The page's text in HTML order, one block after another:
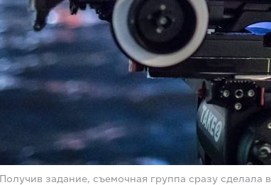
Получив задание, съемочная группа сразу